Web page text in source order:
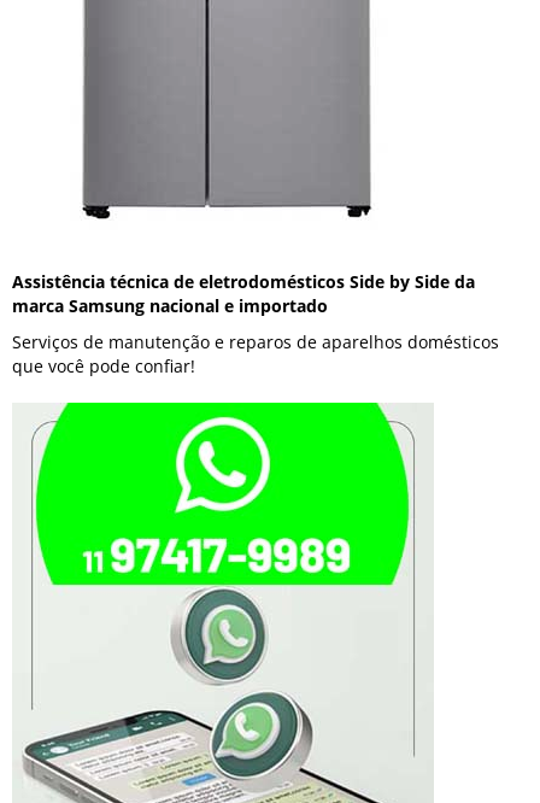
Assistência técnica de eletrodomésticos Side by Side da
marca Samsung nacional e importado
Serviços de manutenção e reparos de aparelhos domésticos
que você pode confiar!